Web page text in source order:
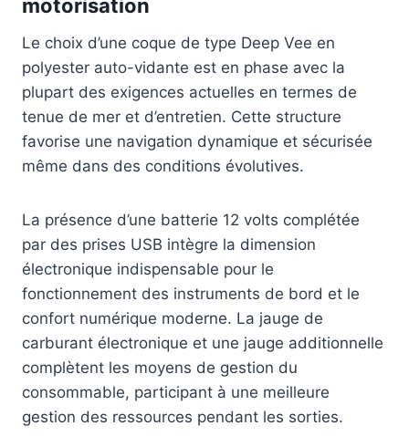
motorisation
Le choix d’une coque de type Deep Vee en
polyester auto-vidante est en phase avec la
plupart des exigences actuelles en termes de
tenue de mer et d’entretien. Cette structure
favorise une navigation dynamique et sécurisée
même dans des conditions évolutives.
La présence d’une batterie 12 volts complétée
par des prises USB intègre la dimension
électronique indispensable pour le
fonctionnement des instruments de bord et le
confort numérique moderne. La jauge de
carburant électronique et une jauge additionnelle
complètent les moyens de gestion du
consommable, participant à une meilleure
gestion des ressources pendant les sorties.